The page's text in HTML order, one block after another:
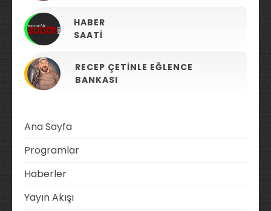
HABER
SAATI
RECEP ÇETINLE EĞLENCE
BANKASI
Ana Sayfa
Programlar
Haberler
Yayın Akışı